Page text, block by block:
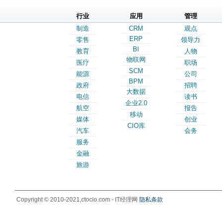
行业
制造
零售
教育
医疗
能源
政府
电信
航空
媒体
汽车
服务
金融
旅游
应用
CRM
ERP
BI
物联网
SCM
BPM
大数据
企业2.0
移动
CIO库
管理
观点
领导力
人物
职场
公司
招聘
读书
报告
创业
会务
Copyright © 2010-2021,ctocio.com - IT经理网 隐私条款